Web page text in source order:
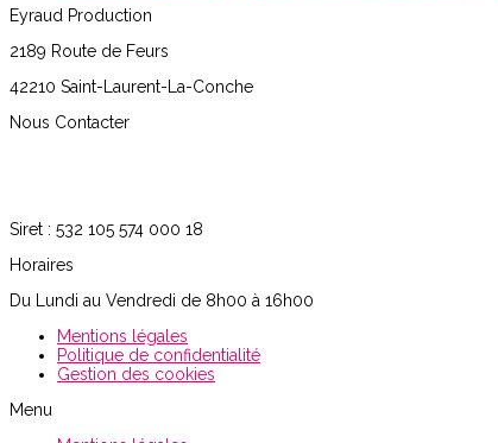
Eyraud Production
2189 Route de Feurs
42210 Saint-Laurent-La-Conche
Nous Contacter
Siret : 532 105 574 000 18
Horaires
Du Lundi au Vendredi de 8h00 à 16h00
Mentions légales
Politique de confidentialité
Gestion des cookies
Menu